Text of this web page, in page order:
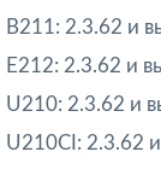
B211: 2.3.62 и
E212: 2.3.62 и
U210: 2.3.62 и
U210CI: 2.3.62